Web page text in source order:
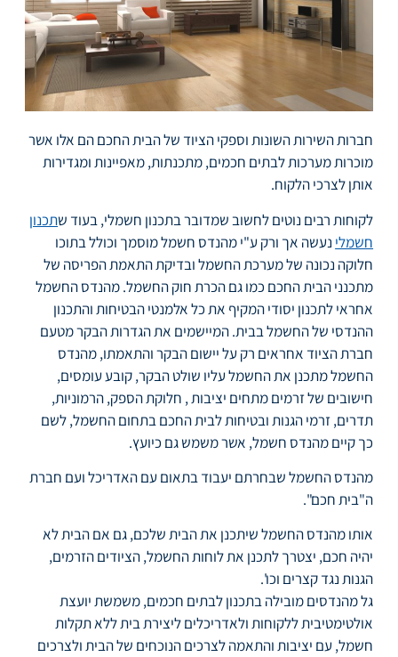
חברות השירות השונות וספקי הציוד של הבית החכם הם אלו אשר
מוכרות מערכות לבתים חכמים, מתכנתות, מאפיינות ומגדירות
אותן לצרכי הלקוח.
לקוחות רבים נוטים לחשוב שמדובר בתכנון חשמלי, בעוד שתכנון
חשמלי נעשה אך ורק ע"י מהנדס חשמל מוסמך וכולל בתוכו
חלוקה נכונה של מערכת החשמל ובדיקת התאמת הפריסה של
מתכנני הבית החכם כמו גם הכרת חוק החשמל. מהנדס החשמל
אחראי לתכנון יסודי המקיף את כל אלמנטי הבטיחות והתכנון
ההנדסי של החשמל בבית. המיישמים את הגדרות הבקר מטעם
חברת הציוד אחראים רק על יישום הבקר והתאמתו, מהנדס
החשמל מתכנן את החשמל עליו שולט הבקר, קובע עומסים,
חישובים של זרמים מתחים יציבות , חלוקת הספק, הרמוניות,
תדרים, זרמי הגנות ובטיחות לבית החכם בתחום החשמל, לשם
כך קיים מהנדס חשמל, אשר משמש גם כיועץ.
מהנדס החשמל שבחרתם יעבוד בתאום עם האדריכל ועם חברת
ה"בית חכם".
אותו מהנדס החשמל שיתכנן את הבית שלכם, גם אם הבית לא
יהיה חכם, יצטרך לתכנן את לוחות החשמל, הציודים הזרמים,
הגנות נגד קצרים וכו'.
גל מהנדסים מובילה בתכנון לבתים חכמים, משמשת יועצת
אולטימטיבית ללקוחות ולאדריכלים ליצירת בית ללא תקלות
חשמל, עם יציבות והתאמה לצרכים הנוכחים של הבית ולצרכים